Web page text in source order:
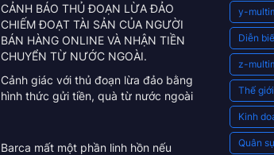
CẢNH BÁO THỦ ĐOẠN LỪA ĐẢO
CHIẾM ĐOẠT TÀI SẢN CỦA NGƯỜI
BÁN HÀNG ONLINE VÀ NHẬN TIỀN
CHUYỂN TỪ NƯỚC NGOÀI.
Cảnh giác với thủ đoạn lừa đảo bằng
hình thức gửi tiền, quà từ nước ngoài
Barca mất một phần linh hồn nếu
y-
Diễn
z-
Thế giới
Kinh
Quân